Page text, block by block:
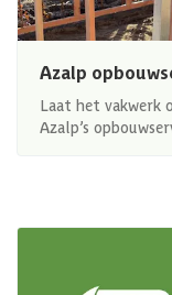
Azalp
Laat het vakwerk
Azalp’s